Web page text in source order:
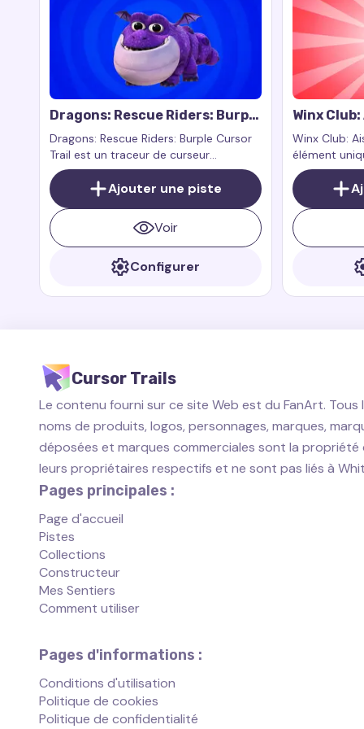
Dragons: Rescue Riders: Burple
Cursor Trail
Dragons: Rescue Riders: Burple Cursor
Trail est un traceur de curseur
personnalisé inspiré par le personnage
Burple de l'émission Dragons: Rescue
Riders. Burple est un dragon joyeux
connu pour sa convivialité et son
amour de la nourriture.
Ajouter une piste
Voir
Configurer
Winx
Winx Club:
élément
personnage
l'eau dans la
Winx Club.
Cursor Trails
Le contenu fourni sur ce site Web est du FanArt. Tous
noms de produits, logos, personnages, marques,
déposées et marques commerciales sont la propriété
leurs propriétaires respectifs et ne sont pas liés à
Pages principales :
Page d'accueil
Pistes
Collections
Constructeur
Mes Sentiers
Comment utiliser
Pages d'informations :
Conditions d'utilisation
Politique de cookies
Politique de confidentialité